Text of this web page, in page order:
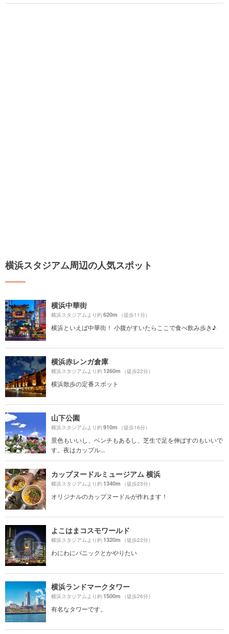
横浜スタジアム周辺の人気スポット
横浜中華街
横浜スタジアムより約620m （徒歩11分）
横浜といえば中華街！ 小腹がすいたらここで食べ飲み歩き♪
横浜赤レンガ倉庫
横浜スタジアムより約1260m （徒歩22分）
横浜散歩の定番スポット
山下公園
横浜スタジアムより約910m （徒歩16分）
景色もいいし、ベンチもあるし、芝生で足を伸ばすのもいいで
す。夜はカップル...
カップヌードルミュージアム 横浜
横浜スタジアムより約1340m （徒歩23分）
オリジナルのカップヌードルが作れます！
よこはまコスモワールド
横浜スタジアムより約1320m （徒歩22分）
わにわにパニックとかやりたい
横浜ランドマークタワー
横浜スタジアムより約1500m （徒歩26分）
有名なタワーです。